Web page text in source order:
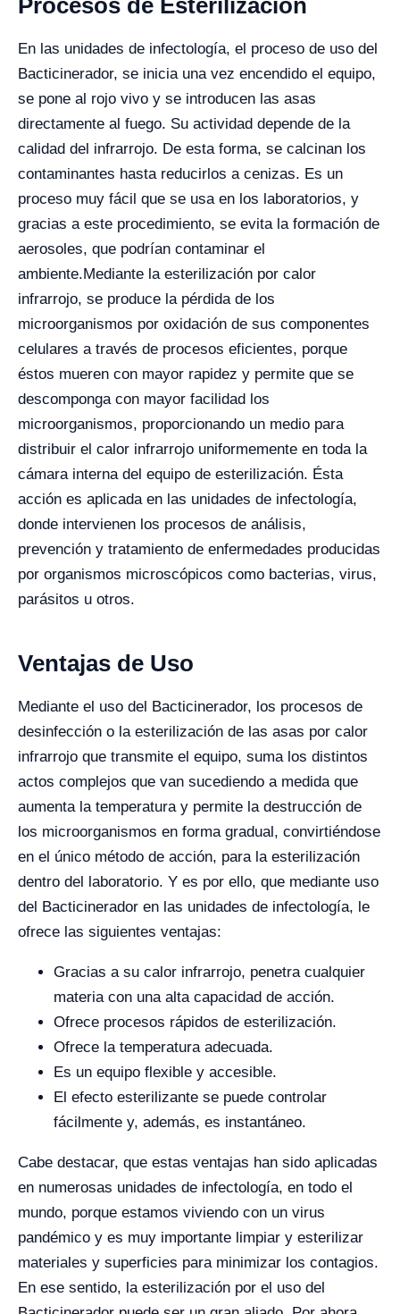
Procesos de Esterilización
En las unidades de infectología, el proceso de uso del
Bacticinerador, se inicia una vez encendido el equipo,
se pone al rojo vivo y se introducen las asas
directamente al fuego. Su actividad depende de la
calidad del infrarrojo. De esta forma, se calcinan los
contaminantes hasta reducirlos a cenizas. Es un
proceso muy fácil que se usa en los laboratorios, y
gracias a este procedimiento, se evita la formación de
aerosoles, que podrían contaminar el
ambiente.Mediante la esterilización por calor
infrarrojo, se produce la pérdida de los
microorganismos por oxidación de sus componentes
celulares a través de procesos eficientes, porque
éstos mueren con mayor rapidez y permite que se
descomponga con mayor facilidad los
microorganismos, proporcionando un medio para
distribuir el calor infrarrojo uniformemente en toda la
cámara interna del equipo de esterilización. Ésta
acción es aplicada en las unidades de infectología,
donde intervienen los procesos de análisis,
prevención y tratamiento de enfermedades producidas
por organismos microscópicos como bacterias, virus,
parásitos u otros.
Ventajas de Uso
Mediante el uso del Bacticinerador, los procesos de
desinfección o la esterilización de las asas por calor
infrarrojo que transmite el equipo, suma los distintos
actos complejos que van sucediendo a medida que
aumenta la temperatura y permite la destrucción de
los microorganismos en forma gradual, convirtiéndose
en el único método de acción, para la esterilización
dentro del laboratorio. Y es por ello, que mediante uso
del Bacticinerador en las unidades de infectología, le
ofrece las siguientes ventajas:
Gracias a su calor infrarrojo, penetra cualquier
materia con una alta capacidad de acción.
Ofrece procesos rápidos de esterilización.
Ofrece la temperatura adecuada.
Es un equipo flexible y accesible.
El efecto esterilizante se puede controlar
fácilmente y, además, es instantáneo.
Cabe destacar, que estas ventajas han sido aplicadas
en numerosas unidades de infectología, en todo el
mundo, porque estamos viviendo con un virus
pandémico y es muy importante limpiar y esterilizar
materiales y superficies para minimizar los contagios.
En ese sentido, la esterilización por el uso del